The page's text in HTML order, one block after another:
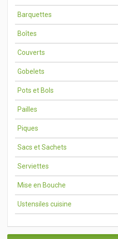
Barquettes
Boîtes
Couverts
Gobelets
Pots et Bols
Pailles
Piques
Sacs et Sachets
Serviettes
Mise en Bouche
Ustensiles cuisine